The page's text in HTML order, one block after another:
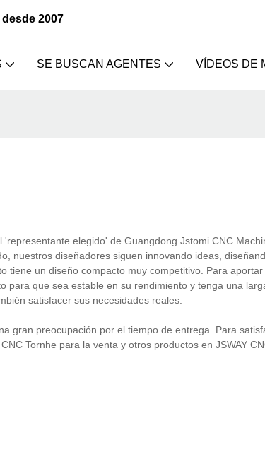
2007
SE BUSCAN AGENTES VÍDEOS DE
elegido' de Guangdong Jstomi CNC
nuestros diseñadores siguen innovando ideas,
un diseño compacto muy competitivo. Para
que sea estable en su rendimiento y tenga una
satisfacer sus necesidades reales.
gran preocupación por el tiempo de entrega. Para
Tornhe para la venta y otros productos en JSWAY